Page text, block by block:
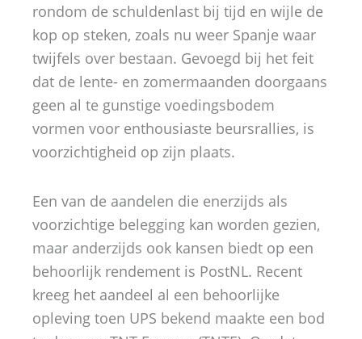
rondom de schuldenlast bij tijd en wijle de
kop op steken, zoals nu weer Spanje waar
twijfels over bestaan. Gevoegd bij het feit
dat de lente- en zomermaanden doorgaans
geen al te gunstige voedingsbodem
vormen voor enthousiaste beursrallies, is
voorzichtigheid op zijn plaats.
Een van de aandelen die enerzijds als
voorzichtige belegging kan worden gezien,
maar anderzijds ook kansen biedt op een
behoorlijk rendement is PostNL. Recent
kreeg het aandeel al een behoorlijke
opleving toen UPS bekend maakte een bod